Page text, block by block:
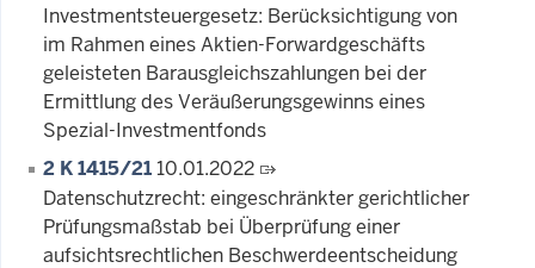
Investmentsteuergesetz: Berücksichtigung von
im Rahmen eines Aktien-Forwardgeschäfts
geleisteten Barausgleichszahlungen bei der
Ermittlung des Veräußerungsgewinns eines
Spezial-Investmentfonds
2 K 1415/2110.01.2022
Datenschutzrecht: eingeschränkter gerichtlicher
Prüfungsmaßstab bei Überprüfung einer
aufsichtsrechtlichen Beschwerdeentscheidung